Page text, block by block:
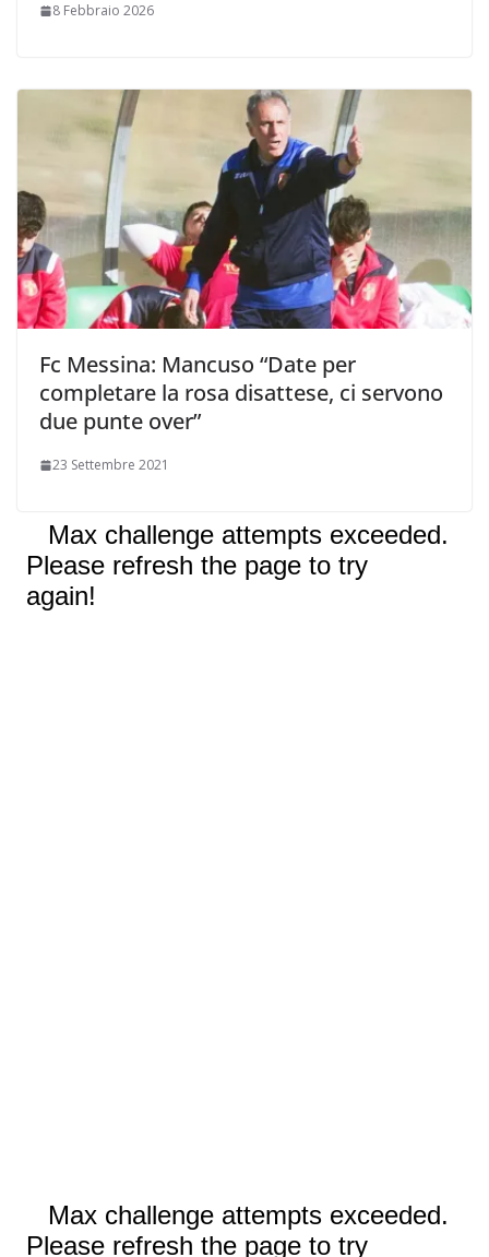
8 Febbraio 2026
Fc Messina: Mancuso “Date per
completare la rosa disattese, ci servono
due punte over”
23 Settembre 2021